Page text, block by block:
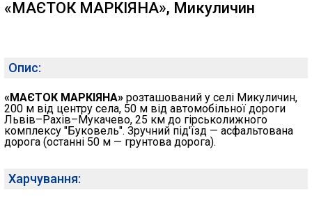
«МАЄТОК МАРКІЯНА», Микуличин
Опис:
«МАЄТОК МАРКІЯНА» розташований у селі Микуличин,
200 м від центру села, 50 м від автомобільної дороги
Львів–Рахів–Мукачево, 25 км до гірськолижного
комплексу "Буковель". Зручний під'їзд — асфальтована
дорога (останні 50 м — грунтова дорога).
Харчування: